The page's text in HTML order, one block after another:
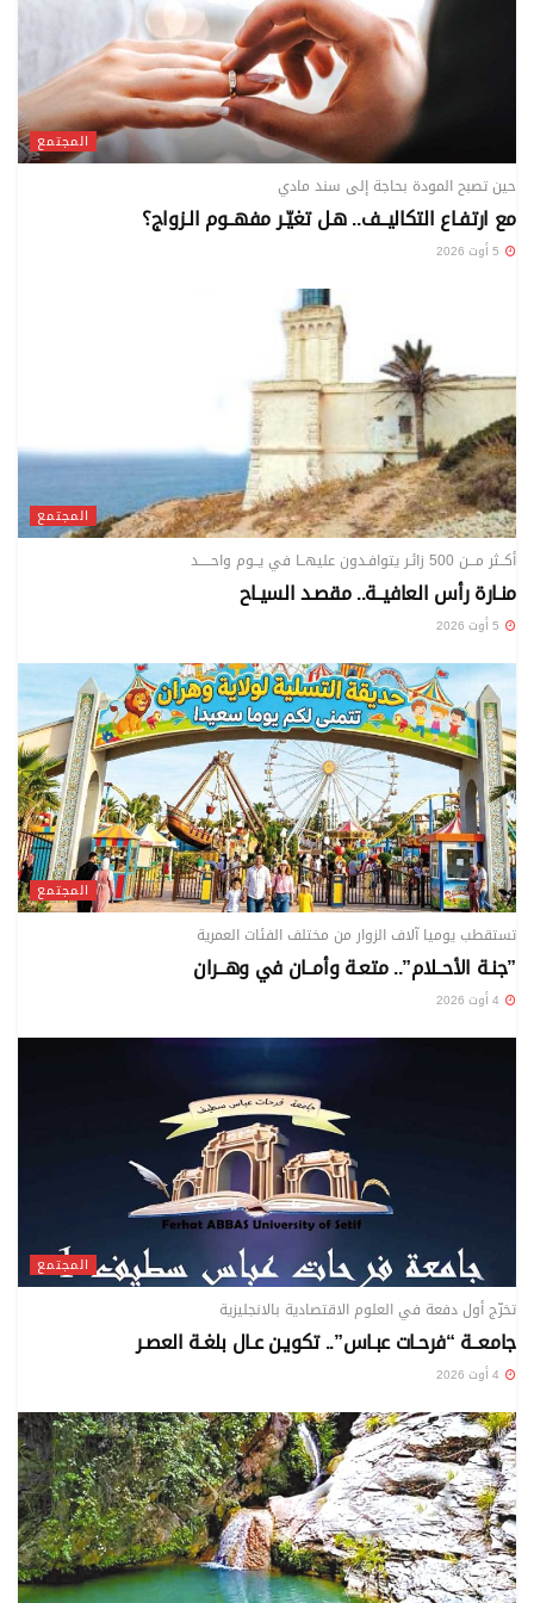
المجتمع
حين تصبح المودة بحاجة إلى سند مادي
مع ارتفـاع التكاليــف.. هـل تغيّـر مفهــوم الـزواج؟
المجتمع
أكــثر مـــن 500 زائـر يتوافـدون عليهــا في يــوم واحـــــد
منـارة رأس العافيــة.. مقصـد السيـاح
المجتمع
تستقطب يوميا آلاف الزوار من مختلف الفئات العمرية
”جنـة الأحــلام”.. متعـة وأمــان في وهــران
المجتمع
تخرّج أول دفعة في العلوم الاقتصادية بالانجليزية
جامعــة “فرحـات عبـاس”.. تكويـن عـال بلغـة العصـر